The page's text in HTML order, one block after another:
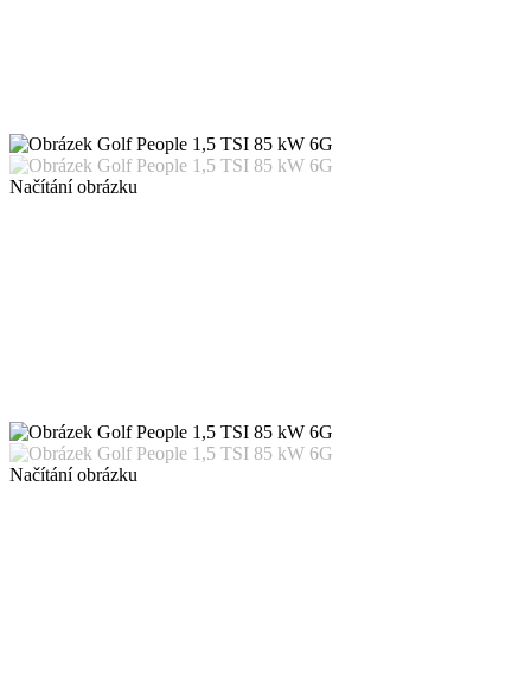
Načítání obrázku
Načítání obrázku